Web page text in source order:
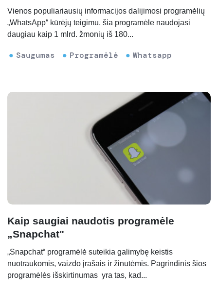
Vienos populiariausių informacijos dalijimosi programėlių
„WhatsApp“ kūrėjų teigimu, šia programėle naudojasi
daugiau kaip 1 mlrd. žmonių iš 180...
Saugumas Programėlė Whatsapp
Kaip saugiai naudotis programėle
„Snapchat"
„Snapchat“ programėlė suteikia galimybę keistis
nuotraukomis, vaizdo įrašais ir žinutėmis. Pagrindinis šios
programėlės išskirtinumas yra tas, kad...